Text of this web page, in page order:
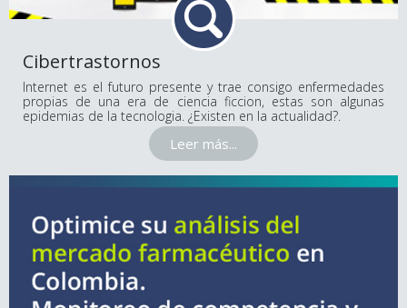
Cibertrastornos
Internet es el futuro presente y trae consigo enfermedades
propias de una era de ciencia ficcion, estas son algunas
epidemias de la tecnologia. ¿Existen en la actualidad?.
Leer más...